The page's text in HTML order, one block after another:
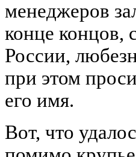
менеджеров
конце концов,
России,
при этом
его имя.
Вот, что